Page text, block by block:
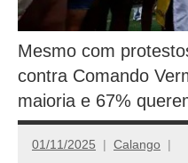
Mesmo com
contra Comando
maioria e 67%
01/11/2025 Calango